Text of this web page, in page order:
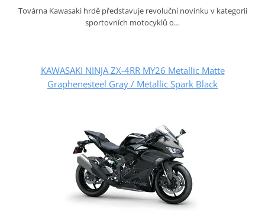
Továrna Kawasaki hrdě představuje revoluční novinku v kategorii
sportovních motocyklů o…
KAWASAKI NINJA ZX-4RR MY26 Metallic Matte
Graphenesteel Gray / Metallic Spark Black